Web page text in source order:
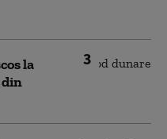
3
la
din